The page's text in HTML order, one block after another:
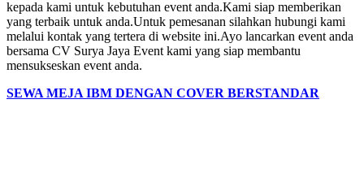
kepada kami untuk kebutuhan event anda.Kami siap memberikan
yang terbaik untuk anda.Untuk pemesanan silahkan hubungi kami
melalui kontak yang tertera di website ini.Ayo lancarkan event anda
bersama CV Surya Jaya Event kami yang siap membantu
mensukseskan event anda.
SEWA MEJA IBM DENGAN COVER BERSTANDAR